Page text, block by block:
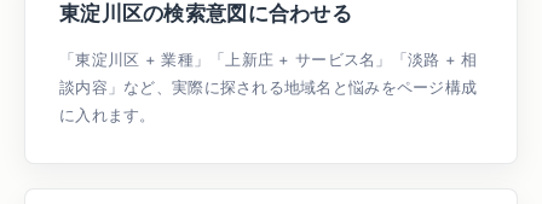
東淀川区の検索意図に合わせる
「東淀川区 + 業種」「上新庄 + サービス名」「淡路 + 相
談内容」など、実際に探される地域名と悩みをページ構成
に入れます。